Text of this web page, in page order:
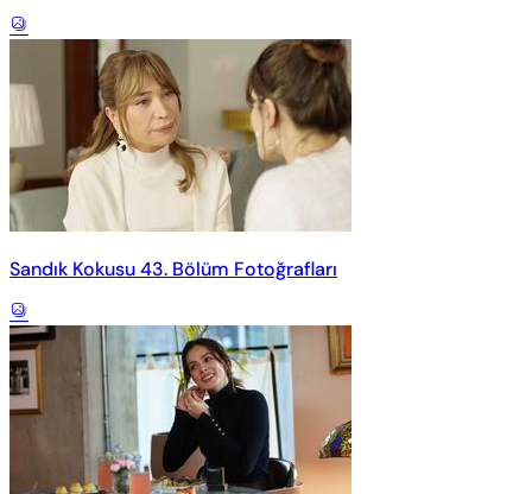
Sandık Kokusu 43. Bölüm Fotoğrafları